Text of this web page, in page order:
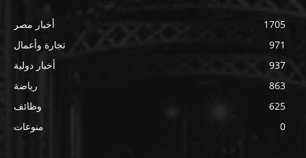
أخبار مصر
1705
تجارة وأعمال
971
أخبار دولية
937
رياضة
863
وظائف
625
منوعات
0